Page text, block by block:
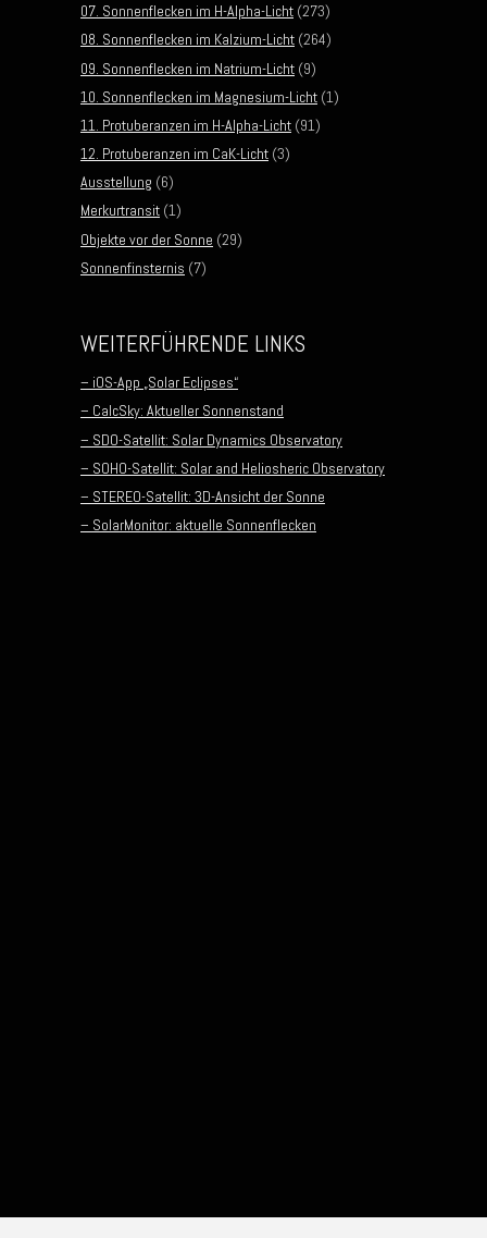
07. Sonnenflecken im H-Alpha-Licht (273)
08. Sonnenflecken im Kalzium-Licht (264)
09. Sonnenflecken im Natrium-Licht (9)
10. Sonnenflecken im Magnesium-Licht (1)
11. Protuberanzen im H-Alpha-Licht (91)
12. Protuberanzen im CaK-Licht (3)
Ausstellung (6)
Merkurtransit (1)
Objekte vor der Sonne (29)
Sonnenfinsternis (7)
WEITERFÜHRENDE LINKS
– iOS-App „Solar Eclipses“
– CalcSky: Aktueller Sonnenstand
– SDO-Satellit: Solar Dynamics Observatory
– SOHO-Satellit: Solar and Heliosheric Observatory
– STEREO-Satellit: 3D-Ansicht der Sonne
– SolarMonitor: aktuelle Sonnenflecken